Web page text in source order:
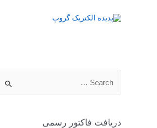
دریافت فاکتور رسمی